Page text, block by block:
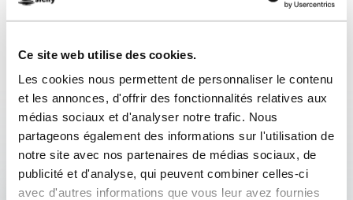
Ce site web utilise des cookies.
Les cookies nous permettent de personnaliser le contenu
et les annonces, d'offrir des fonctionnalités relatives aux
médias sociaux et d'analyser notre trafic. Nous
partageons également des informations sur l'utilisation de
notre site avec nos partenaires de médias sociaux, de
publicité et d'analyse, qui peuvent combiner celles-ci
avec d'autres informations que vous leur avez fournies
Contenu associé